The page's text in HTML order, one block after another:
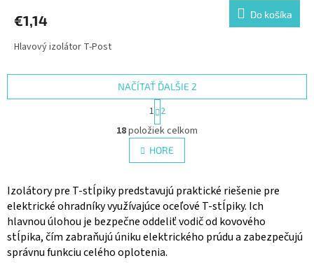
€1,14 Do košíka
Hlavový izolátor T-Post
O
v
l
á
a
c
i
e
p
r
NAČÍTAŤ ĎALŠIE 2
S
t
r
á
n
k
v
n
i
e
1 2
18položiek celkom
HORE
Izolátory pre T-stĺpiky predstavujú praktické riešenie pre
elektrické ohradníky využívajúce oceľové T-stĺpiky. Ich
hlavnou úlohou je bezpečne oddeliť vodič od kovového
stĺpika, čím zabraňujú úniku elektrického prúdu a zabezpečujú
správnu funkciu celého oplotenia.